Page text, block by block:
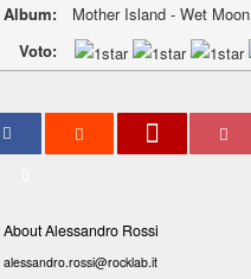
Album:
Mother Island - Wet Moon
Voto:
About Alessandro Rossi
alessandro.rossi@rocklab.it